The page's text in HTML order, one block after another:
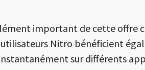
important de cette offre
utilisateurs Nitro bénéficient
sur différents